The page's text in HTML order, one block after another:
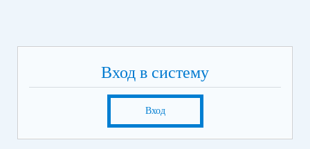
Вход в систему
Вход